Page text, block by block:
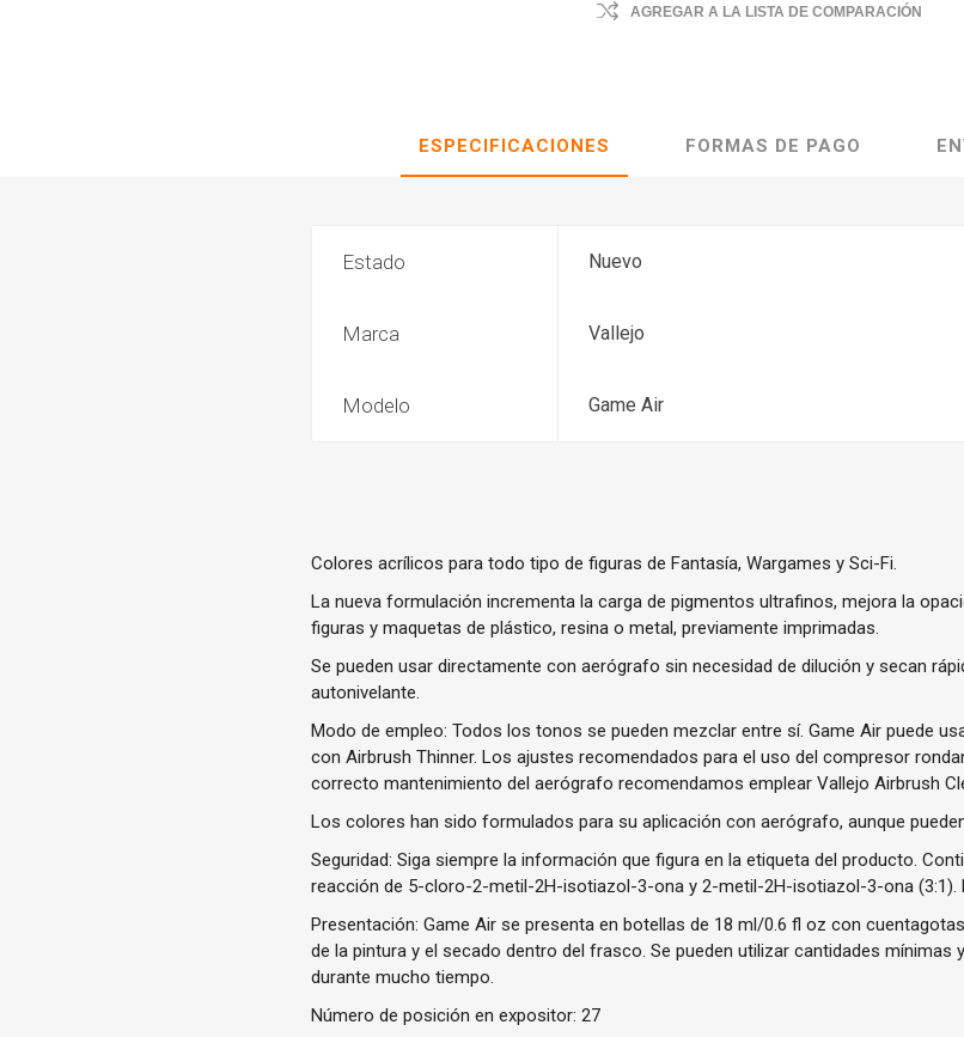
AGREGAR A LA LISTA DE COMPARACIÓN
ESPECIFICACIONES FORMAS DE PAGO
Estado Nuevo
Marca Vallejo
Modelo Game Air
Colores acrílicos para todo tipo de figuras de Fantasía, Wargames y Sci-Fi.
La nueva formulación incrementa la carga de pigmentos ultrafinos, mejora la
figuras y maquetas de plástico, resina o metal, previamente imprimadas.
Se pueden usar directamente con aerógrafo sin necesidad de dilución y secan
autonivelante.
Modo de empleo: Todos los tonos se pueden mezclar entre sí. Game Air puede
con Airbrush Thinner. Los ajustes recomendados para el uso del compresor
correcto mantenimiento del aerógrafo recomendamos emplear Vallejo Airbrush
Los colores han sido formulados para su aplicación con aerógrafo, aunque
Seguridad: Siga siempre la información que figura en la etiqueta del producto.
reacción de 5-cloro-2-metil-2H-isotiazol-3-ona y 2-metil-2H-isotiazol-3-ona (3:1).
Presentación: Game Air se presenta en botellas de 18 ml/0.6 fl oz con
de la pintura y el secado dentro del frasco. Se pueden utilizar cantidades
durante mucho tiempo.
Número de posición en expositor: 27